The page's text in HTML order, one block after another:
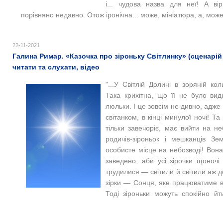
і... чудова назва для неї! А
порівняно недавно. Отож іронічна... може, мініатюра, а,
22-11-2021
Галина Римар. «Казочка про зіроньку Світлинку»
читати та слухати, відео
"...У Світлій Долині в зоряній
Така крихітна, що її не було
люльки. І це зовсім не дивно,
світанком, в кінці минулої ночі! Та
тільки завечоріє, має вийти на
родичів-зіроньок і мешканців
особисте місце на небозводі!
заведено, аби усі зірочки
трудилися — світили й світили аж
зірки — Сонця, яке працюватиме
Тоді зіроньки можуть спокійно